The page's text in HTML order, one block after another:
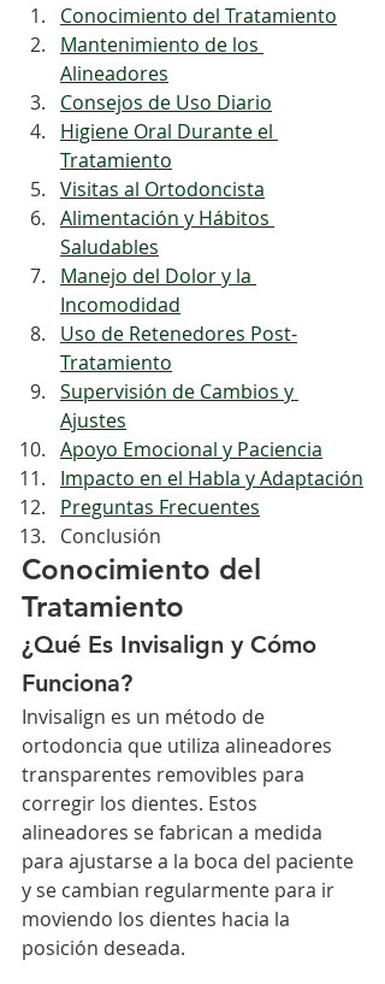
Conocimiento del Tratamiento
Mantenimiento de los
Alineadores
Consejos de Uso Diario
Higiene Oral Durante el
Tratamiento
Visitas al Ortodoncista
Alimentación y Hábitos
Saludables
Manejo del Dolor y la
Incomodidad
Uso de Retenedores Post-
Tratamiento
Supervisión de Cambios y
Ajustes
Apoyo Emocional y Paciencia
Impacto en el Habla y Adaptación
Preguntas Frecuentes
Conclusión
Conocimiento del
Tratamiento
¿Qué Es Invisalign y Cómo
Funciona?
Invisalign es un método de
ortodoncia que utiliza alineadores
transparentes removibles para
corregir los dientes. Estos
alineadores se fabrican a medida
para ajustarse a la boca del paciente
y se cambian regularmente para ir
moviendo los dientes hacia la
posición deseada.